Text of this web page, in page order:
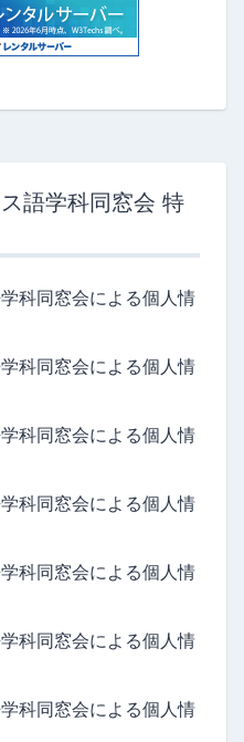
語学科同窓会 特
科同窓会による個人情
科同窓会による個人情
科同窓会による個人情
科同窓会による個人情
科同窓会による個人情
科同窓会による個人情
科同窓会による個人情